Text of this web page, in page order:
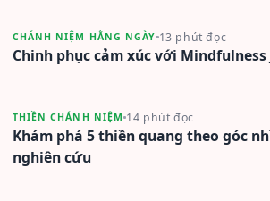
CHÁNH NIỆM HẰNG NGÀY 13 phút đọc
Chinh phục cảm xúc với Mindfulness
THIỀN CHÁNH NIỆM 14 phút đọc
Khám phá 5 thiền quang theo góc
nghiên cứu